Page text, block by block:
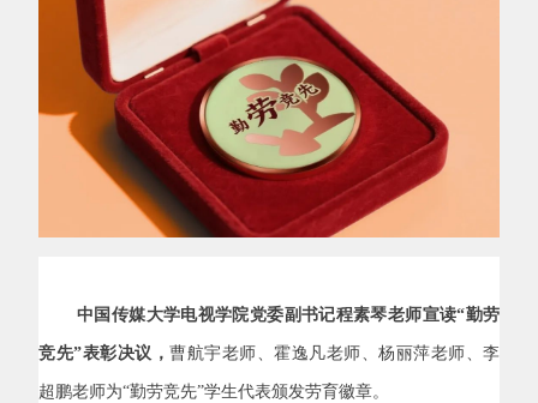
中国传媒大学电视学院党委副书记程素琴老师宣读“勤劳
竞先”表彰决议， 曹航宇老师、霍逸凡老师、杨丽萍老师、李
超鹏老师为“勤劳竞先”学生代表颁发劳育徽章。